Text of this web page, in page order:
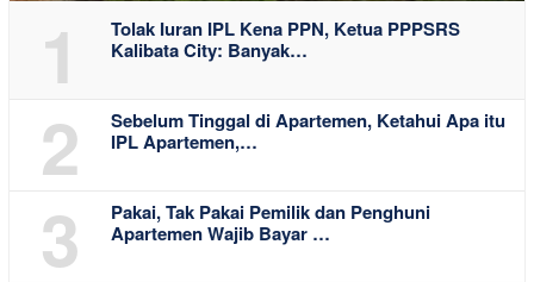
1
Tolak Iuran IPL Kena PPN, Ketua PPPSRS
Kalibata City: Banyak…
2
Sebelum Tinggal di Apartemen, Ketahui Apa itu
IPL Apartemen,…
3
Pakai, Tak Pakai Pemilik dan Penghuni
Apartemen Wajib Bayar …